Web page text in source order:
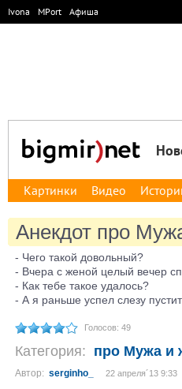
Ivona MPort Афиша
Картинки Видео
Анекдот про
- Чего такой довольный?
- Вчера с женой целый вечер
- Как тебе такое удалось?
- А я раньше успел слезу
Голосов: 49
Категория: про Мужа и
Автор: serginho_ 22 апреля´13 9:33